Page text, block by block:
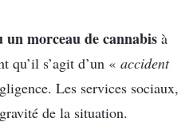
un morceau de cannabis à
qu’il s’agit d’un « accident
Les services sociaux,
de la situation.